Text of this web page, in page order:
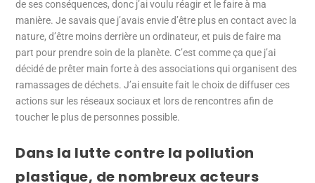
de ses conséquences, donc j’ai voulu réagir et le faire à ma
manière. Je savais que j’avais envie d’être plus en contact avec la
nature, d’être moins derrière un ordinateur, et puis de faire ma
part pour prendre soin de la planète. C’est comme ça que j’ai
décidé de prêter main forte à des associations qui organisent des
ramassages de déchets. J’ai ensuite fait le choix de diffuser ces
actions sur les réseaux sociaux et lors de rencontres afin de
toucher le plus de personnes possible.
Dans la lutte contre la pollution
plastique, de nombreux acteurs